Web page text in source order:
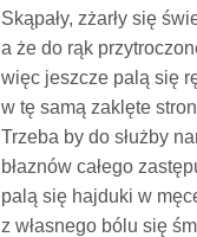
Skąpały, zżarły się
a że do rąk
więc jeszcze palą się
w tę samą zaklęte
Trzeba by do służby
błaznów całego
palą się hajduki w
z własnego bólu się